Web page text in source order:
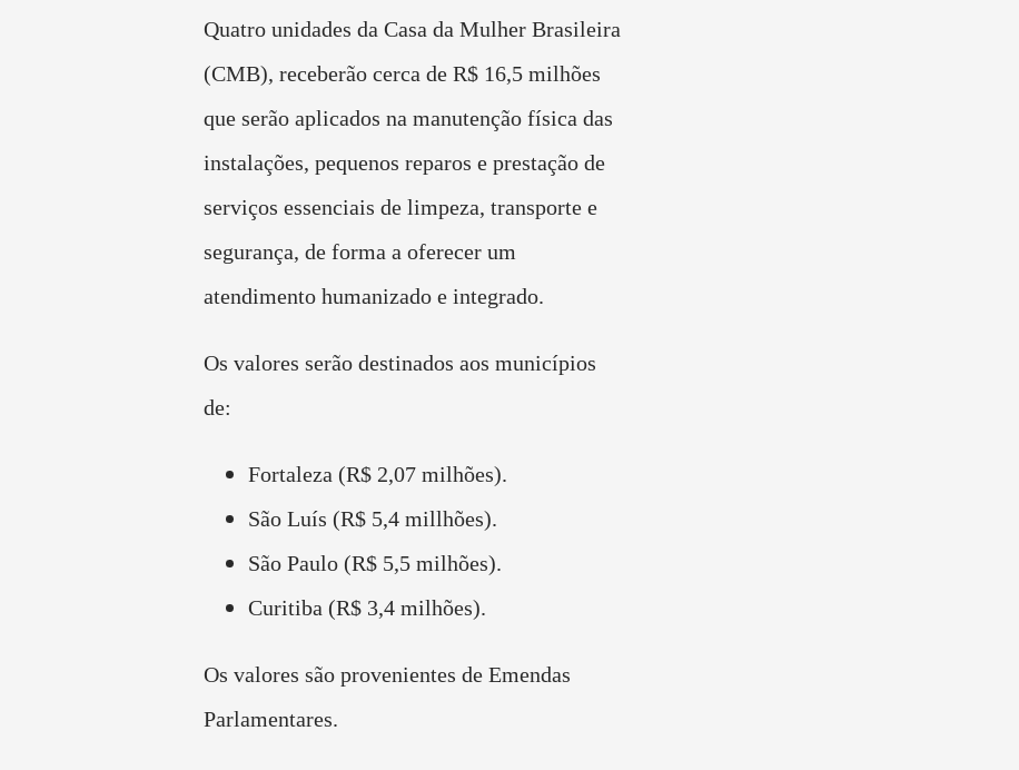
Quatro unidades da Casa da Mulher Brasileira
(CMB), receberão cerca de R$ 16,5 milhões
que serão aplicados na manutenção física das
instalações, pequenos reparos e prestação de
serviços essenciais de limpeza, transporte e
segurança, de forma a oferecer um
atendimento humanizado e integrado.
Os valores serão destinados aos municípios
de:
Fortaleza (R$ 2,07 milhões).
São Luís (R$ 5,4 millhões).
São Paulo (R$ 5,5 milhões).
Curitiba (R$ 3,4 milhões).
Os valores são provenientes de Emendas
Parlamentares.